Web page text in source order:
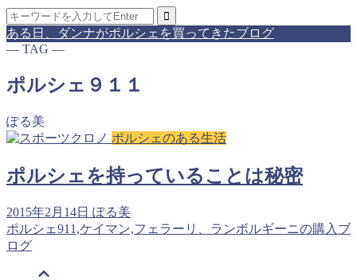
ある日、ダンナがポルシェを買ってきたブログ
― TAG ―
ポルシェ９１１
ぽる美
ポルシェのある生活
ポルシェを持っていることは秘密
2015年2月14日 ぽる美
ポルシェ911,ケイマン,フェラーリ、ランボルギーニの購入ブ
ログ